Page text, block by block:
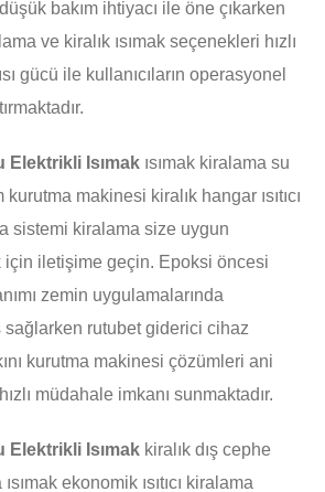
bakım ihtiyacı ile öne çıkarken
ve kiralık ısımak seçenekleri hızlı
gücü ile kullanıcıların operasyonel
Elektrikli Isımak ısımak kiralama su
kurutma makinesi kiralık hangar ısıtıcı
sistemi kiralama size uygun
iletişime geçin. Epoksi öncesi
zemin uygulamalarında
sağlarken rutubet giderici cihaz
kurutma makinesi çözümleri ani
müdahale imkanı sunmaktadır.
Elektrikli Isımak kiralık dış cephe
ekonomik ısıtıcı kiralama